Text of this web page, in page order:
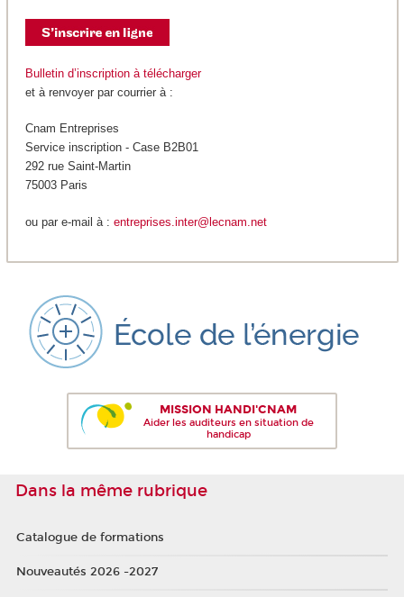
Bulletin d’inscription à télécharger
et à renvoyer par courrier à :
Cnam Entreprises
Service inscription - Case B2B01
292 rue Saint-Martin
75003 Paris
ou par e-mail à : entreprises.inter@lecnam.net
MISSION HANDI'CNAM
Aider les auditeurs en situation de
handicap
Dans la même rubrique
Catalogue de formations
Nouveautés 2026 -2027